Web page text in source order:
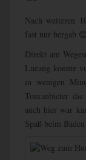
Nach weiteren
fast nur bergab 😊.
Direkt am
Lueang konnte
in wenigen
Touranbieter
auch hier war
Spaß beim